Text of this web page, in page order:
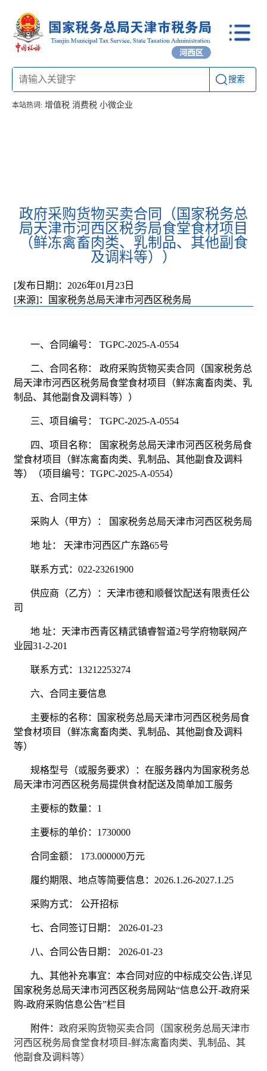
搜索
本站热词: 增值税 消费税 小微企业
政府采购货物买卖合同（国家税务总
局天津市河西区税务局食堂食材项目
（鲜冻禽畜肉类、乳制品、其他副食
及调料等））
[发布日期]：2026年01月23日
[来源]：国家税务总局天津市河西区税务局
一、合同编号： TGPC-2025-A-0554
二、合同名称： 政府采购货物买卖合同（国家税务总
局天津市河西区税务局食堂食材项目（鲜冻禽畜肉类、乳
制品、其他副食及调料等））
三、项目编号： TGPC-2025-A-0554
四、项目名称： 国家税务总局天津市河西区税务局食
堂食材项目（鲜冻禽畜肉类、乳制品、其他副食及调料
等）（项目编号：TGPC-2025-A-0554）
五、合同主体
采购人（甲方）： 国家税务总局天津市河西区税务局
地 址： 天津市河西区广东路65号
联系方式：022-23261900
供应商（乙方）：天津市德和顺餐饮配送有限责任公
司
地 址：天津市西青区精武镇睿智道2号学府物联网产
业园31-2-201
联系方式：13212253274
六、合同主要信息
主要标的名称：国家税务总局天津市河西区税务局食
堂食材项目（鲜冻禽畜肉类、乳制品、其他副食及调料
等）
规格型号（或服务要求）：在服务器内为国家税务总
局天津市河西区税务局提供食材配送及简单加工服务
主要标的数量：1
主要标的单价：1730000
合同金额： 173.000000万元
履约期限、地点等简要信息：2026.1.26-2027.1.25
采购方式： 公开招标
七、合同签订日期： 2026-01-23
八、合同公告日期： 2026-01-23
九、其他补充事宜：本合同对应的中标成交公告,详见
国家税务总局天津市河西区税务局网站“信息公开-政府采
购-政府采购信息公告”栏目
附件：政府采购货物买卖合同（国家税务总局天津市
河西区税务局食堂食材项目-鲜冻禽畜肉类、乳制品、其
他副食及调料等）